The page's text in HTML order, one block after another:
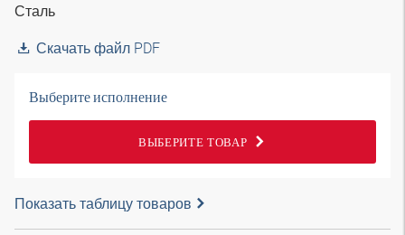
Сталь
Скачать файл PDF
Выберите исполнение
ВЫБЕРИТЕ ТОВАР
Показать таблицу товаров